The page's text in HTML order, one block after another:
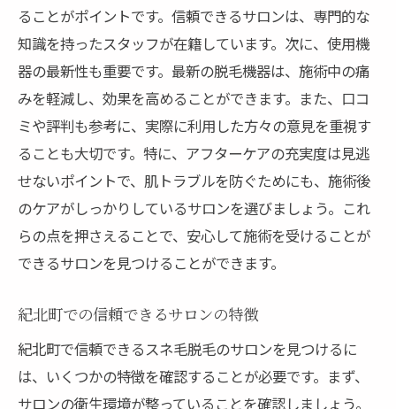
ることがポイントです。信頼できるサロンは、専門的な
知識を持ったスタッフが在籍しています。次に、使用機
器の最新性も重要です。最新の脱毛機器は、施術中の痛
みを軽減し、効果を高めることができます。また、口コ
ミや評判も参考に、実際に利用した方々の意見を重視す
ることも大切です。特に、アフターケアの充実度は見逃
せないポイントで、肌トラブルを防ぐためにも、施術後
のケアがしっかりしているサロンを選びましょう。これ
らの点を押さえることで、安心して施術を受けることが
できるサロンを見つけることができます。
紀北町での信頼できるサロンの特徴
紀北町で信頼できるスネ毛脱毛のサロンを見つけるに
は、いくつかの特徴を確認することが必要です。まず、
サロンの衛生環境が整っていることを確認しましょう。